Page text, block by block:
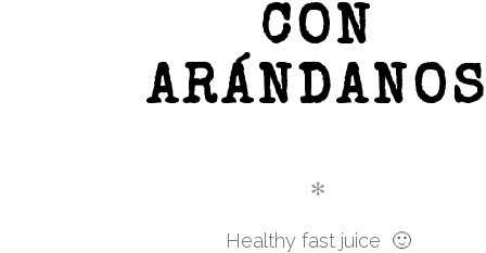
CON
✻
Healthy fast juice 🙂